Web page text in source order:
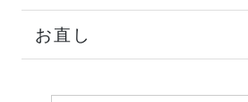
お直し